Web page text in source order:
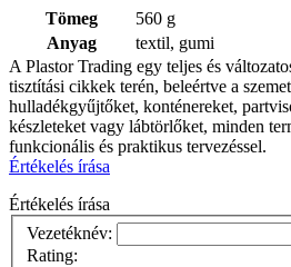
Tömeg
560 g
Anyag
textil, gumi
A Plastor Trading egy teljes és
tisztítási cikkek terén, beleértve a
hulladékgyűjtőket, konténereket,
készleteket vagy lábtörlőket, minden
funkcionális és praktikus tervezéssel.
Értékelés írása
Értékelés írása
Vezetéknév:
Rating: